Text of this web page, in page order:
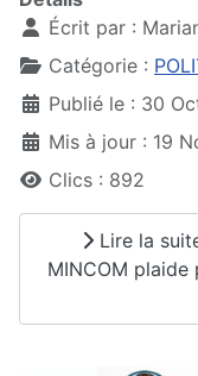
Écrit par :
Catégorie :
Publié le : 30
Mis à jour : 19
Clics : 892
Lire la
MINCOM plaide